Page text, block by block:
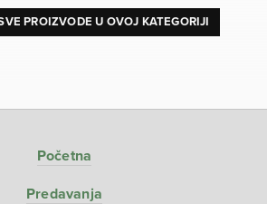
PROIZVODE U OVOJ KATEGORIJI
Početna
Predavanja